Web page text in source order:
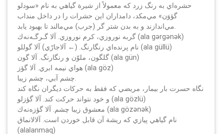
حشره‌اي به رنگ زرد كه معمولاً از شيرة گياهي به نام «سودلو
گؤوَن» مي‌مكد، دامداران اين حشرات را در داخل منداب
گربه نوروزي، كرم نوروزي. آلا گـرگـه‌نه‌ك (ala gәrgәnәk)
نام پرنده‌اي رنگارنگ. (← آلاجارّي) آلا گوللو (ala güllü)
گلگون، ملوّن و رنگارنگ. آلا گون (ala gün)
هواي نيمه ابري. آلا گؤز (ala göz)
نگاه حسرت بار بيمار، مريضي كه فقط به حركات ديگران نگاه كند
و خود نتواند حركت كند. آلا گؤزلو (ala gözlü)
معشوق زيبا چشم. آلا گؤزه‌نه‌ك (ala gözәnәk)
نام گياهي پيازي كه ريشة آن قابل خوردن است. آلالانماق
(alalanmaq)